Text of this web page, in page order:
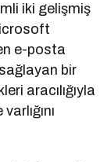
iki gelişmiş
e-posta
bir
aracılığıyla